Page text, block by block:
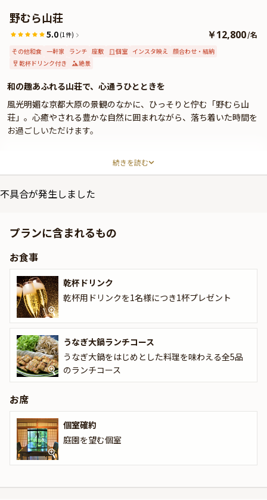
野むら山荘
5.0 (1件) ￥12,800/名
その他和食 一軒家 ランチ 座敷 個室 インスタ映え 顔合わせ・結納
乾杯ドリンク付き
絶景
和の趣あふれる山荘で、心通うひとときを
風光明媚な京都大原の景観のなかに、ひっそりと佇む「野むら山
荘」。心癒やされる豊かな自然に囲まれながら、落ち着いた時間を
お過ごしいただけます。
ュー。本プランでは、ハレの日を彩る縁起物「うなぎ」の大鍋をメ
さい。
ご両家の絆が一層深まる素敵な時間をお過ごしいただけるよう、心
を尽くしておもてなしいたします。
続きを読む
不具合が発生しました
プランに含まれるもの
お食事
乾杯ドリンク
乾杯用ドリンクを1名様につき1杯プレゼント
うなぎ大鍋ランチコース
うなぎ大鍋をはじめとした料理を味わえる全5品
のランチコース
お席
個室確約
庭園を望む個室